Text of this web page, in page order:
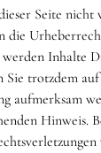
Seite nicht
die
werden Inhalte
Sie trotzdem
aufmerksam
Hinweis.